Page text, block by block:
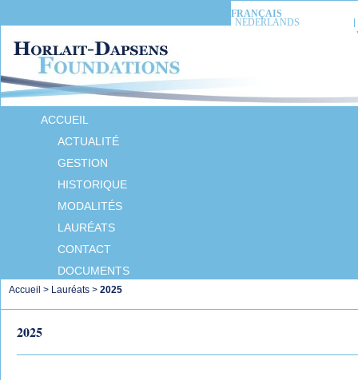
FRANÇAIS
NEDERLANDS
ACCUEIL
ACTUALITÉ
GESTION
HISTORIQUE
MODALITÉS
LAURÉATS
CONTACT
DOCUMENTS
Accueil > Lauréats > 2025
2025